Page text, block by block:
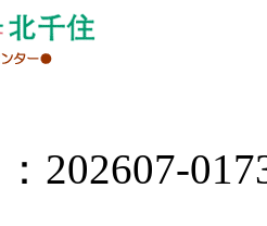
202607-